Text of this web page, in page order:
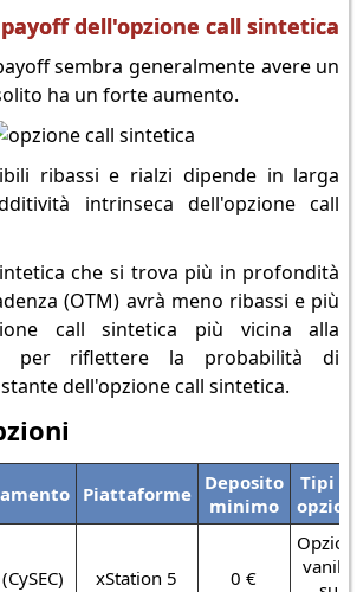
dell'opzione call sintetica
sembra generalmente avere un
ha un forte aumento.
ribassi e rialzi dipende in larga
intrinseca dell'opzione call
che si trova più in profondità
(OTM) avrà meno ribassi e più
call sintetica più vicina alla
per riflettere la probabilità di
dell'opzione call sintetica.
Piattaforme
Deposito
minimo
Tipi di
xStation 5 0 €
vanilla